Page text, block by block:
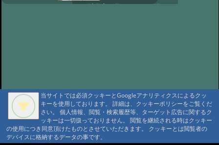
#827:渋谷富ヶ谷でネマガリダケ
#819:ヤマドリタケor?
@ '24 8/17 19:12
#818:次期総裁
@ '24 8/17 18:50
#816: 自動散水
@ '24 7/21 20:19
#815:夏キノコ オオ
モミタケ?
A A
当サイトでは必須クッキーとGoogleアナリティクスによるクッ
キーを使用しております。 詳細は、クッキーポリシーをご覧くだ
さい。 個人情報、閲覧・検索履歴等、ターゲット広告に関するク
ッキーは一切扱っておりません。 閲覧を継続される時はクッキー
の使用につき同意頂けたものとさせていただきます。 クッキーとは閲覧者の
デバイスに格納するデータの事です。